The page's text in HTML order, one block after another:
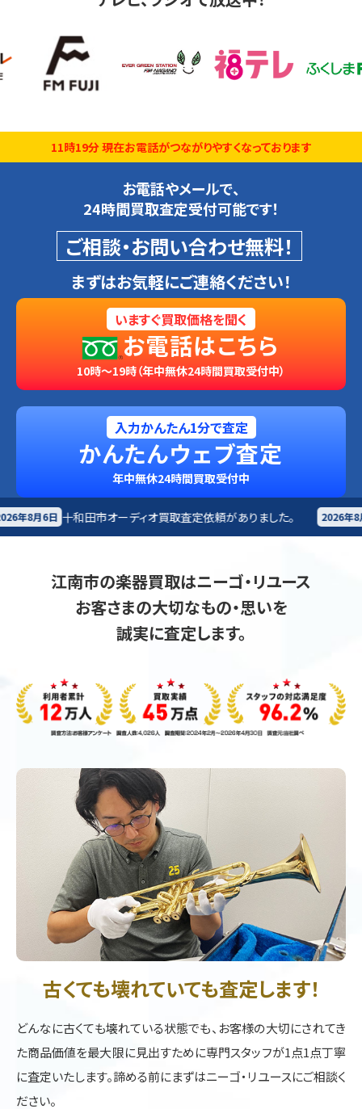
11時19分 現在お電話がつながりやすくなっております
お電話やメールで、
24時間買取査定受付可能です！
ご相談・お問い合わせ無料！
まずはお気軽にご連絡ください！
いますぐ買取価格を聞く
お電話はこちら
10時～19時（年中無休24時間買取受付中）
入力かんたん1分で査定
かんたんウェブ査定
年中無休24時間買取受付中
ィオ買取査定依頼がありました。 2026年8月6日 札幌市楽器買取査定
江南市の楽器買取はニーゴ・リユース
お客さまの大切なもの・思いを
誠実に査定します。
古くても壊れていても査定します！
どんなに古くても壊れている状態でも、お客様の大切にされてき
た商品価値を最大限に見出すために専門スタッフが1点1点丁寧
に査定いたします。諦める前にまずはニーゴ・リユースにご相談く
ださい。